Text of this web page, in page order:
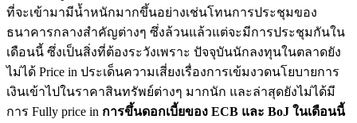
ที่จะเข้ามามีน้ำหนักมากขึ้นอย่างเช่นโทนการประชุมของ
ธนาคารกลางสำคัญต่างๆ ซึ่งล้วนแล้วแต่จะมีการประชุมกันใน
เดือนนี้ ซึ่งเป็นสิ่งที่ต้องระวังเพราะ ปัจจุบันนักลงทุนในตลาดยัง
ไม่ได้ Price in ประเด็นความเสี่ยงเรื่องการเข้มงวดนโยบายการ
เงินเข้าไปในราคาสินทรัพย์ต่างๆ มากนัก และล่าสุดยังไม่ได้มี
การ Fully price in การขึ้นดอกเบี้ยของ ECB และ BoJ ในเดือนนี้